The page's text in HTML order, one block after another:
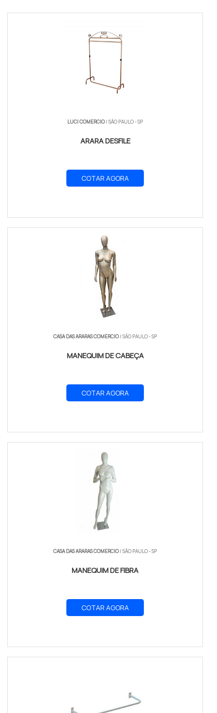
LUCI COMERCIO/ SÃO PAULO - SP
ARARA DESFILE
COTAR AGORA
CASA DAS ARARAS COMERCIO/ SÃO PAULO - SP
MANEQUIM DE CABEÇA
COTAR AGORA
CASA DAS ARARAS COMERCIO/ SÃO PAULO - SP
MANEQUIM DE FIBRA
COTAR AGORA